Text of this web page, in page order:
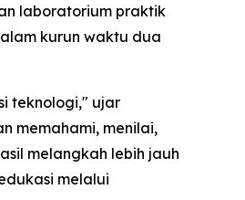
laboratorium praktik
kurun waktu dua
teknologi," ujar
memahami, menilai,
melangkah lebih jauh
melalui